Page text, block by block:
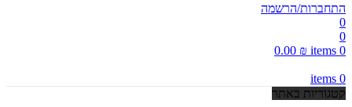
התחברות/הרשמה
0
0
0
items
0.00 ₪
0
items
קטגוריות באתר